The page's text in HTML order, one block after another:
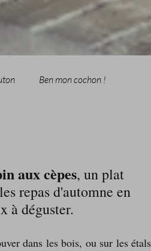
Ben mon cochon !
cuisine des fleurs
aux cèpes, un plat
repas d'automne en
à déguster.
dans les bois, ou sur les étals